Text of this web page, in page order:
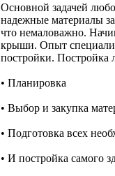
Основной задачей
надежные материалы
что немаловажно.
крыши. Опыт
постройки. Постройка
• Планировка
• Выбор и закупка
• Подготовка всех
• И постройка самого